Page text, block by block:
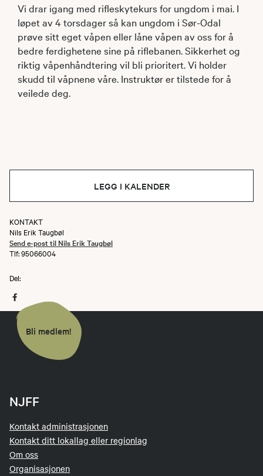
Vi drar igang med rifleskytekurs for ungdom i mai. I
løpet av 4 torsdager så kan ungdom i Sør-Odal
prøve sitt eget våpen eller låne våpen av oss for å
bedre ferdighetene sine på riflebanen. Sikkerhet og
riktig våpenhåndtering vil bli prioritert. Vi holder
skudd til våpnene våre. Instruktør er tilstede for å
veilede deg.
LEGG I KALENDER
KONTAKT
Nils Erik Taugbøl
Send e-post til Nils Erik Taugbøl
Tlf: 95066004
Del:
Bli medlem!
NJFF
Kontakt administrasjonen
Kontakt ditt lokallag eller regionlag
Om oss
Organisasjonen